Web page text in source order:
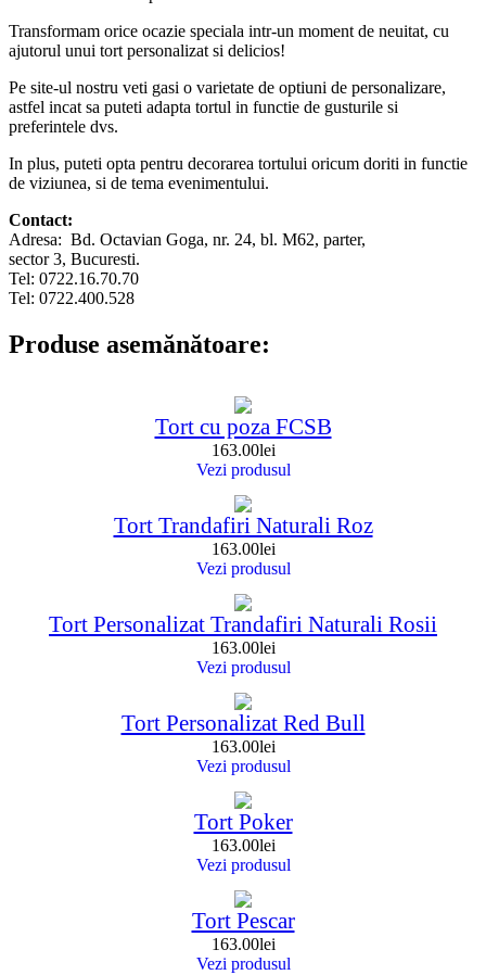
Transformam orice ocazie speciala intr-un moment de neuitat, cu
ajutorul unui tort personalizat si delicios!
Pe site-ul nostru veti gasi o varietate de optiuni de personalizare,
astfel incat sa puteti adapta tortul in functie de gusturile si
preferintele dvs.
In plus, puteti opta pentru decorarea tortului oricum doriti in functie
de viziunea, si de tema evenimentului.
Contact:
Adresa: Bd. Octavian Goga, nr. 24, bl. M62, parter,
sector 3, Bucuresti.
Tel: 0722.16.70.70
Tel: 0722.400.528
Produse asemănătoare:
Tort cu poza FCSB
163.00lei
Vezi produsul
Tort Trandafiri Naturali Roz
163.00lei
Vezi produsul
Tort Personalizat Trandafiri Naturali Rosii
163.00lei
Vezi produsul
Tort Personalizat Red Bull
163.00lei
Vezi produsul
Tort Poker
163.00lei
Vezi produsul
Tort Pescar
163.00lei
Vezi produsul